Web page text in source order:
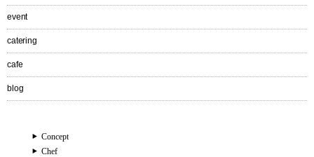
event
catering
cafe
blog
Concept
Chef